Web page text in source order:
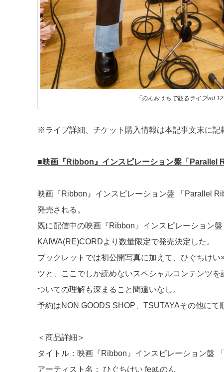
「のんおうちで観るライブ
※ライブ詳細、チケット購入情報は本記事文末に記
■映画『Ribbon』インスピレーション盤「Parallel
映画『Ribbon』インスピレーション盤 「Parallel
発売される。
既に配信中の映画『Ribbon』インスピレーション
KAIWA(RE)CORDより数量限定で発売決定した。
ブックレットでは初公開写真に加えて、ひぐちけ
ツと、ここでしか読めないスペシャルコンテンツ
ついての理解も深まること間違いなし。
予約はNON GOODS SHOP、TSUTAYAその他にて
＜商品詳細＞
タイトル：映画『Ribbon』インスピレーション盤
アーティスト名： ひぐちけい feat.のん